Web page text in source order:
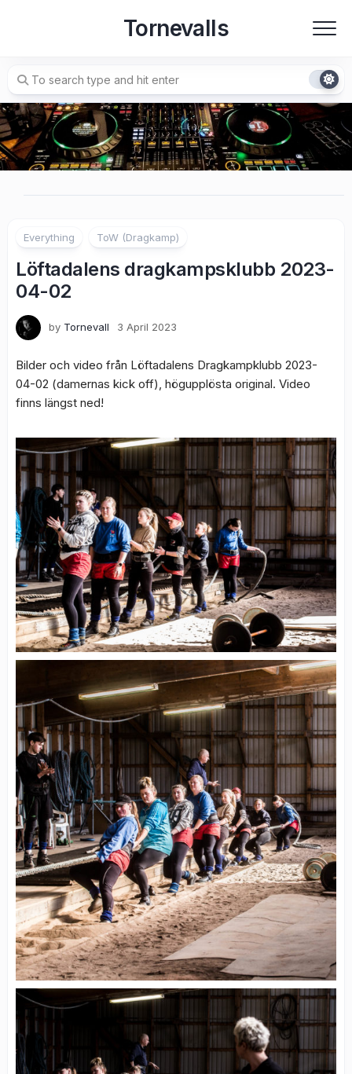
Tornevalls
Everything ToW (Dragkamp)
Löftadalens dragkampsklubb 2023-
04-02
by Tornevall 3 April 2023
Bilder och video från Löftadalens Dragkampklubb 2023-
04-02 (damernas kick off), högupplösta original. Video
finns längst ned!